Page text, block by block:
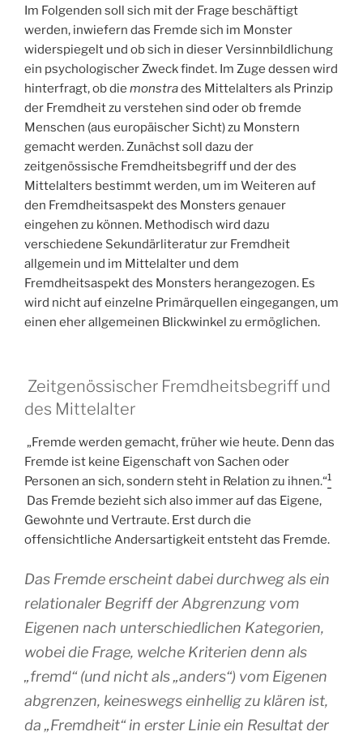
Im Folgenden soll sich mit der Frage beschäftigt
werden, inwiefern das Fremde sich im Monster
widerspiegelt und ob sich in dieser Versinnbildlichung
ein psychologischer Zweck findet. Im Zuge dessen wird
hinterfragt, ob die monstrades Mittelalters als Prinzip
der Fremdheit zu verstehen sind oder ob fremde
Menschen (aus europäischer Sicht) zu Monstern
gemacht werden. Zunächst soll dazu der
zeitgenössische Fremdheitsbegriff und der des
Mittelalters bestimmt werden, um im Weiteren auf
den Fremdheitsaspekt des Monsters genauer
eingehen zu können. Methodisch wird dazu
verschiedene Sekundärliteratur zur Fremdheit
allgemein und im Mittelalter und dem
Fremdheitsaspekt des Monsters herangezogen. Es
wird nicht auf einzelne Primärquellen eingegangen, um
einen eher allgemeinen Blickwinkel zu ermöglichen.
Zeitgenössischer Fremdheitsbegriff und
des Mittelalter
„Fremde werden gemacht, früher wie heute. Denn das
Fremde ist keine Eigenschaft von Sachen oder
Personen an sich, sondern steht in Relation zu ihnen.“1
Das Fremde bezieht sich also immer auf das Eigene,
Gewohnte und Vertraute. Erst durch die
offensichtliche Andersartigkeit entsteht das Fremde.
Das Fremde erscheint dabei durchweg als ein
relationaler Begriff der Abgrenzung vom
Eigenen nach unterschiedlichen Kategorien,
wobei die Frage, welche Kriterien denn als
„fremd“ (und nicht als „anders“) vom Eigenen
abgrenzen, keineswegs einhellig zu klären ist,
da „Fremdheit“ in erster Linie ein Resultat der